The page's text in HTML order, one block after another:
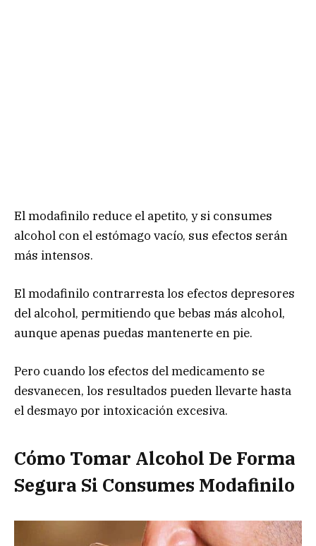
El modafinilo reduce el apetito, y si consumes
alcohol con el estómago vacío, sus efectos serán
más intensos.
El modafinilo contrarresta los efectos depresores
del alcohol, permitiendo que bebas más alcohol,
aunque apenas puedas mantenerte en pie.
Pero cuando los efectos del medicamento se
desvanecen, los resultados pueden llevarte hasta
el desmayo por intoxicación excesiva.
Cómo Tomar Alcohol De Forma
Segura Si Consumes Modafinilo